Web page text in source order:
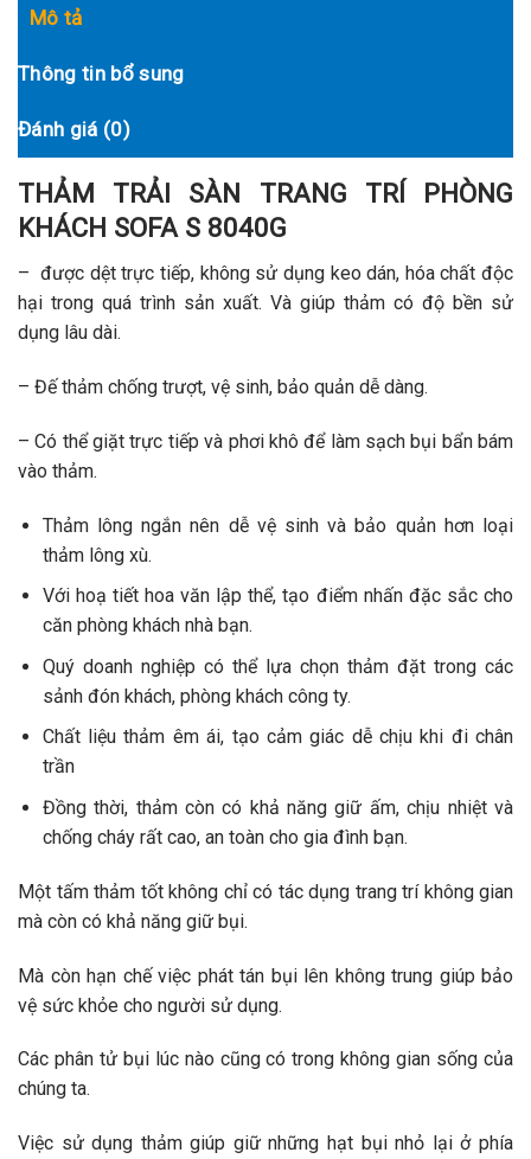
Mô tả
Thông tin bổ sung
Đánh giá (0)
THẢM TRẢI SÀN TRANG TRÍ PHÒNG
KHÁCH SOFA S 8040G
– được dệt trực tiếp, không sử dụng keo dán, hóa chất độc
hại trong quá trình sản xuất. Và giúp thảm có độ bền sử
dụng lâu dài.
– Đế thảm chống trượt, vệ sinh, bảo quản dễ dàng.
– Có thể giặt trực tiếp và phơi khô để làm sạch bụi bẩn bám
vào thảm.
Thảm lông ngắn nên dễ vệ sinh và bảo quản hơn loại
thảm lông xù.
Với hoạ tiết hoa văn lập thể, tạo điểm nhấn đặc sắc cho
căn phòng khách nhà bạn.
Quý doanh nghiệp có thể lựa chọn thảm đặt trong các
sảnh đón khách, phòng khách công ty.
Chất liệu thảm êm ái, tạo cảm giác dễ chịu khi đi chân
trần
Đồng thời, thảm còn có khả năng giữ ấm, chịu nhiệt và
chống cháy rất cao, an toàn cho gia đình bạn.
Một tấm thảm tốt không chỉ có tác dụng trang trí không gian
mà còn có khả năng giữ bụi.
Mà còn hạn chế việc phát tán bụi lên không trung giúp bảo
vệ sức khỏe cho người sử dụng.
Các phân tử bụi lúc nào cũng có trong không gian sống của
chúng ta.
Việc sử dụng thảm giúp giữ những hạt bụi nhỏ lại ở phía